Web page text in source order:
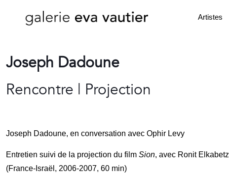
Artistes
Joseph Dadoune
Rencontre | Projection
Joseph Dadoune, en conversation avec Ophir Levy
Entretien suivi de la projection du film Sion, avec Ronit Elkabetz
(France-Israël, 2006-2007, 60 min)